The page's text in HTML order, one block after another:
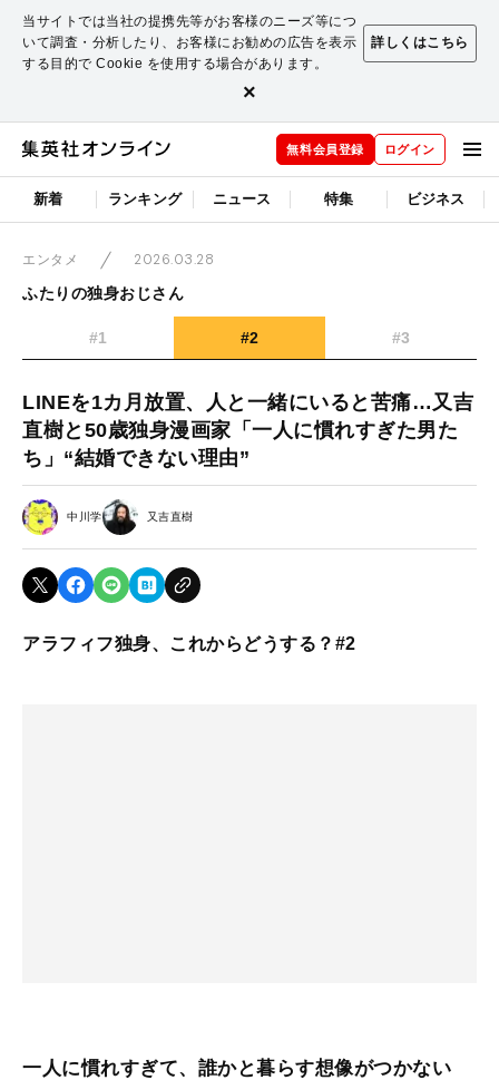
当サイトでは当社の提携先等がお客様のニーズ等につ
いて調査・分析したり、お客様にお勧めの広告を表示
する目的で Cookie を使用する場合があります。
詳しくはこちら
×
無料会員登録 ログイン
新着 ランキング ニュース 特集 ビジネス
エンタメ
2026.03.28
ふたりの独身おじさん
#1 #2 #3
LINEを1カ月放置、人と一緒にいると苦痛…又吉
直樹と50歳独身漫画家「一人に慣れすぎた男た
ち」“結婚できない理由”
中川学 又吉直樹
アラフィフ独身、これからどうする？#2
一人に慣れすぎて、誰かと暮らす想像がつかない